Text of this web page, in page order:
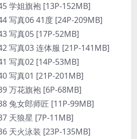
学姐旗袍 [13P-152MB]
写真06 41度 [24P-209MB]
写真05 [17P-52MB]
写真03 连体服 [21P-141MB]
写真02 [14P-53MB]
写真01 [21P-201MB]
万花旗袍 [6P-68MB]
兔女郎师匠 [11P-99MB]
天狼星 [7P-11MB]
天火泳装 [23P-135MB]